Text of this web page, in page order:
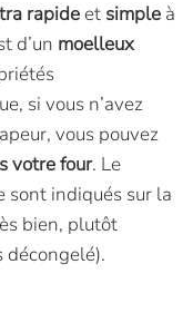
rapideet simple à
d’un moelleux
si vous n’avez
vous pouvez
votre four. Le
sont indiqués sur la
bien, plutôt
décongelé).